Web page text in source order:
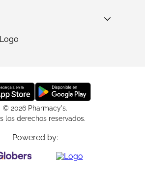
© 2026 Pharmacy's.
los derechos reservados.
Powered by: